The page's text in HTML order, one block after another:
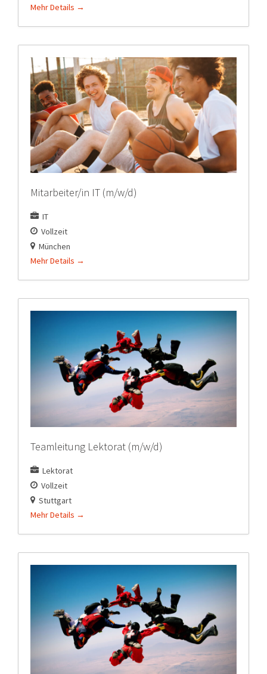
Mehr Details
Mitarbeiter/in IT (m/w/d)
IT
Vollzeit
München
Mehr Details
Teamleitung Lektorat (m/w/d)
Lektorat
Vollzeit
Stuttgart
Mehr Details